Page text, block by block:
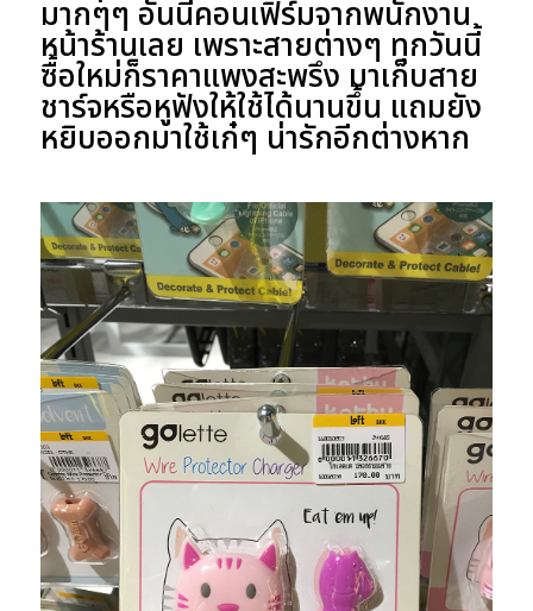
มากๆๆ อันนี้คอนเฟิร์มจากพนักงาน
หน้าร้านเลย เพราะสายต่างๆ ทุกวันนี้
ซื้อใหม่ก็ราคาแพงสะพรึง มาเก็บสาย
ชาร์จหรือหูฟังให้ใช้ได้นานขึ้น แถมยัง
หยิบออกมาใช้เก๋ๆ น่ารักอีกต่างหาก